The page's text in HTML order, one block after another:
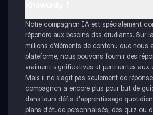
Notre compagnon IA est spécialement
répondre aux besoins des étudiants. Sur
millions d'éléments de contenu que nous
plateforme, nous pouvons fournir des
vraiment significatives et pertinentes aux
Mais il ne s'agit pas seulement de
compagnon a encore plus pour but de
dans leurs défis d'apprentissage
plans d'étude personnalisés, des quiz ou